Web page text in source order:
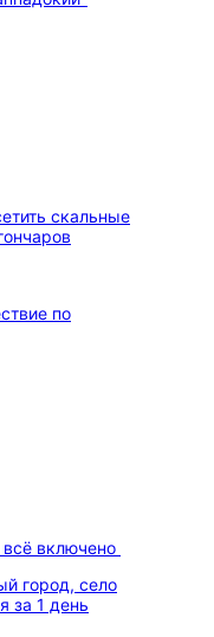
скальные
включено
город, село
за 1 день